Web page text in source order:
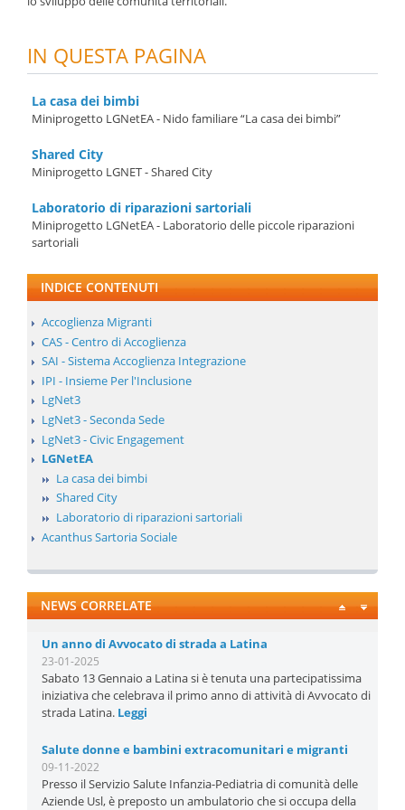
IN QUESTA PAGINA
La casa dei bimbi
Miniprogetto LGNetEA - Nido familiare “La casa dei bimbi”
Shared City
Miniprogetto LGNET - Shared City
Laboratorio di riparazioni sartoriali
Miniprogetto LGNetEA - Laboratorio delle piccole riparazioni
sartoriali
INDICE CONTENUTI
Accoglienza Migranti
CAS - Centro di Accoglienza
SAI - Sistema Accoglienza Integrazione
IPI - Insieme Per l'Inclusione
LgNet3
LgNet3 - Seconda Sede
LgNet3 - Civic Engagement
LGNetEA
La casa dei bimbi
Shared City
Laboratorio di riparazioni sartoriali
Acanthus Sartoria Sociale
NEWS CORRELATE
23-01-2025
Sabato 13 Gennaio a Latina si è tenuta una partecipatissima
iniziativa che celebrava il primo anno di attività di Avvocato di
strada Latina.Leggi
09-11-2022
Presso il Servizio Salute Infanzia-Pediatria di comunità delle
Aziende Usl, è preposto un ambulatorio che si occupa della
salute dei minori ...Leggi